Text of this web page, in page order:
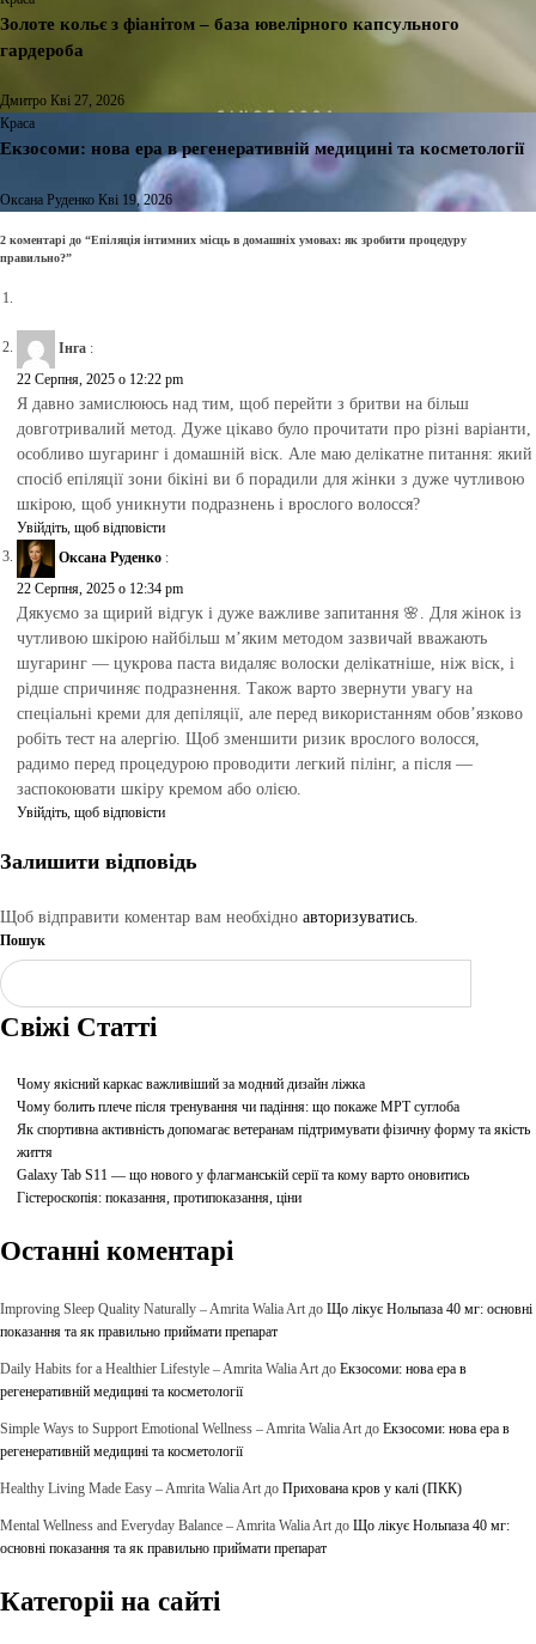
Золоте кольє з фіанітом – база ювелірного капсульного
гардероба
Дмитро Кві 27, 2026
Краса
Екзосоми: нова ера в регенеративній медицині та косметології
Оксана Руденко Кві 19, 2026
2 коментарі до “Епіляція інтимних місць в домашніх умовах: як зробити процедуру
правильно?”
Інга :
22 Серпня, 2025 о 12:22 pm
Я давно замислююсь над тим, щоб перейти з бритви на більш
довготривалий метод. Дуже цікаво було прочитати про різні варіанти,
особливо шугаринг і домашній віск. Але маю делікатне питання: який
спосіб епіляції зони бікіні ви б порадили для жінки з дуже чутливою
шкірою, щоб уникнути подразнень і врослого волосся?
Увійдіть, щоб відповісти
Оксана Руденко :
22 Серпня, 2025 о 12:34 pm
Дякуємо за щирий відгук і дуже важливе запитання 🌸. Для жінок із
чутливою шкірою найбільш м’яким методом зазвичай вважають
шугаринг — цукрова паста видаляє волоски делікатніше, ніж віск, і
рідше спричиняє подразнення. Також варто звернути увагу на
спеціальні креми для депіляції, але перед використанням обов’язково
робіть тест на алергію. Щоб зменшити ризик врослого волосся,
радимо перед процедурою проводити легкий пілінг, а після —
заспокоювати шкіру кремом або олією.
Увійдіть, щоб відповісти
Залишити відповідь
Щоб відправити коментар вам необхідно авторизуватись.
Пошук
Свіжі Статті
Чому якісний каркас важливіший за модний дизайн ліжка
Чому болить плече після тренування чи падіння: що покаже МРТ суглоба
Як спортивна активність допомагає ветеранам підтримувати фізичну форму та якість
життя
Galaxy Tab S11 — що нового у флагманській серії та кому варто оновитись
Гістероскопія: показання, протипоказання, ціни
Останні коментарі
Improving Sleep Quality Naturally – Amrita Walia Art до Що лікує Нольпаза 40 мг: основні
показання та як правильно приймати препарат
Daily Habits for a Healthier Lifestyle – Amrita Walia Art до Екзосоми: нова ера в
регенеративній медицині та косметології
Simple Ways to Support Emotional Wellness – Amrita Walia Art до Екзосоми: нова ера в
регенеративній медицині та косметології
Healthy Living Made Easy – Amrita Walia Art до Прихована кров у калі (ПКК)
Mental Wellness and Everyday Balance – Amrita Walia Art до Що лікує Нольпаза 40 мг:
основні показання та як правильно приймати препарат
Категоріі на сайті